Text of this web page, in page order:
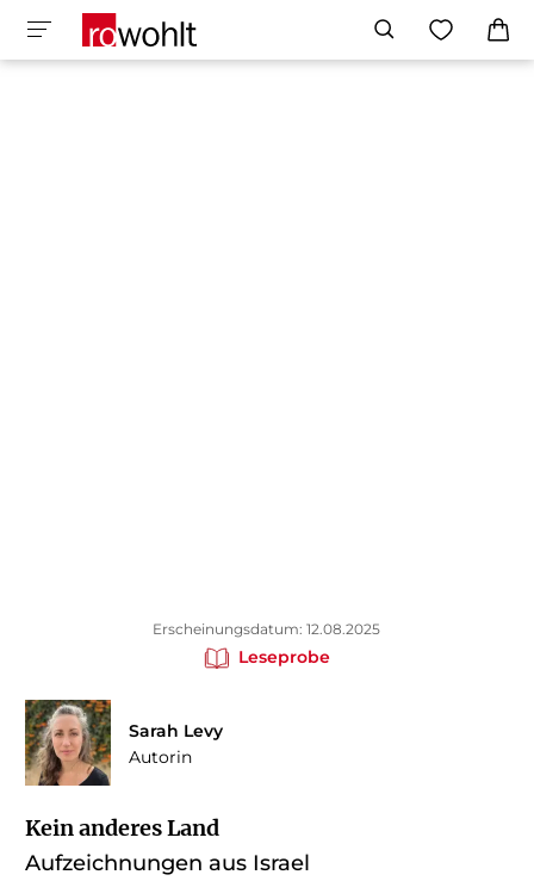
Erscheinungsdatum: 12.08.2025
Leseprobe
Sarah Levy
Autorin
Kein anderes Land
Aufzeichnungen aus Israel